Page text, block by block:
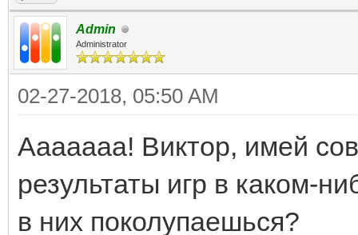
Admin
Administrator
02-27-2018, 05:50 AM
Ааааааа! Виктор, имей
результаты игр в каком-
в них поколупаешься?